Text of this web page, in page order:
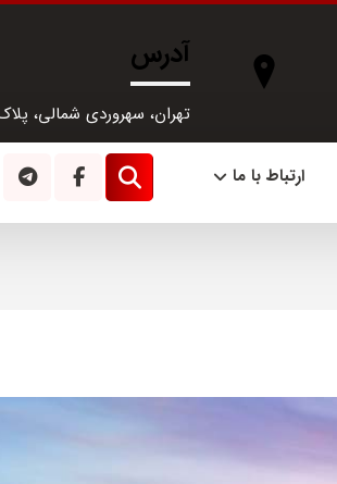
آدرس
تهران، سهروردی شمالی، پلاک 578، طبقه همکف،
ارتباط با ما